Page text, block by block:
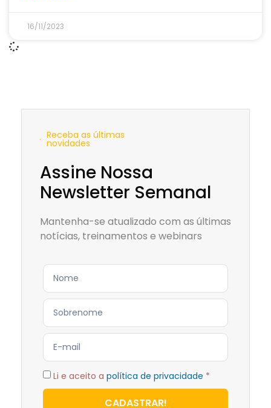
16/11/2023
Receba as últimas
novidades
Assine Nossa
Newsletter Semanal
Mantenha-se atualizado com as últimas
notícias, treinamentos e webinars
Li e aceito a política de privacidade *
CADASTRAR!